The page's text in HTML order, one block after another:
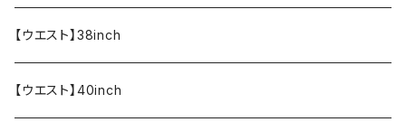
【ウエスト】38inch
【ウエスト】40inch